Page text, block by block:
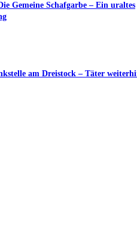
Gemeine Schafgarbe – Ein uraltes
am Dreistock – Täter